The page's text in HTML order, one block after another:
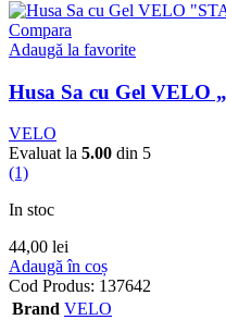
Compara
Adaugă la favorite
Husa Sa cu Gel VELO
VELO
Evaluat la 5.00 din 5
(1)
In stoc
44,00 lei
Adaugă în coș
Cod Produs: 137642
Brand VELO